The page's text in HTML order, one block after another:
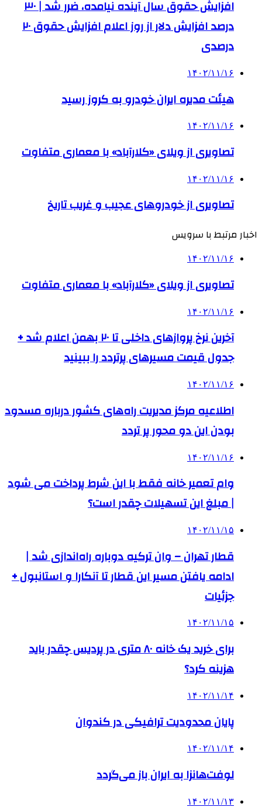
افزایش حقوق سال آینده نیامده، ضرر شد | ۳۰
درصد افزایش دلار از روز اعلام افزایش حقوق ۲۰
درصدی
۱۴۰۲/۱۱/۱۶
هیئت مدیره ایران خودرو به کروز رسید
۱۴۰۲/۱۱/۱۶
تصاویری از ویلای «کلارآباد» با معماری متفاوت
۱۴۰۲/۱۱/۱۶
تصاویری از خودروهای عجیب و غریب تاریخ
اخبار مرتبط با سرویس
۱۴۰۲/۱۱/۱۶
تصاویری از ویلای «کلارآباد» با معماری متفاوت
۱۴۰۲/۱۱/۱۶
آخرین نرخ پروازهای داخلی تا ۲۰ بهمن اعلام شد +
جدول قیمت مسیرهای پرتردد را ببینید
۱۴۰۲/۱۱/۱۶
اطلاعیه‌ مرکز مدیریت راه‌های کشور درباره مسدود
بودن این دو محور پر تردد
۱۴۰۲/۱۱/۱۶
وام تعمیر خانه فقط با این شرط پرداخت می شود
| مبلغ این تسهیلات چقدر است؟
۱۴۰۲/۱۱/۱۵
قطار تهران – وان ترکیه دوباره راه‌اندازی شد |
ادامه یافتن مسیر این قطار تا آنکارا و استانبول +
جزئیات
۱۴۰۲/۱۱/۱۵
برای خرید یک خانه ۸۰ متری در پردیس چقدر باید
هزینه کرد؟
۱۴۰۲/۱۱/۱۴
پایان محدودیت ترافیکی در کندوان
۱۴۰۲/۱۱/۱۴
لوفت‌هانزا به ایران باز می‌گردد
۱۴۰۲/۱۱/۱۳